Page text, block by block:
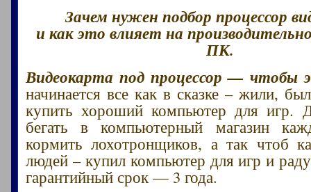
Зачем нужен подбор процессор
и как это влияет на
ПК.
Видеокарта под процессор — чтобы
начинается все как в сказке – жили,
купить хороший компьютер для игр.
бегать в компьютерный магазин
кормить лохотронщиков, а так чтоб
людей – купил компьютер для игр и
гарантийный срок — 3 года.